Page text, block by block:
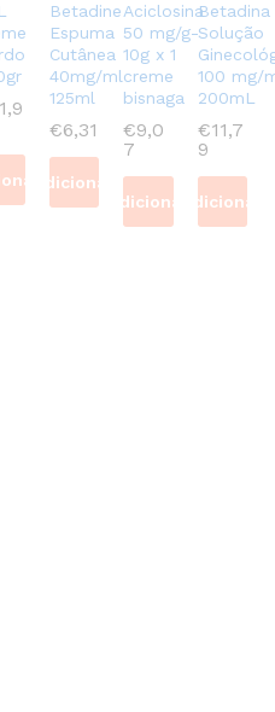
Betadine
Espuma
Cutânea
40mg/ml
125ml
€6,31
Adicionar
Aciclosina
50 mg/g-
10g x 1
creme
bisnaga
€9,0
7
Adicionar
Betadina
Solução
100 mg/
200mL
€11,7
9
Adicionar